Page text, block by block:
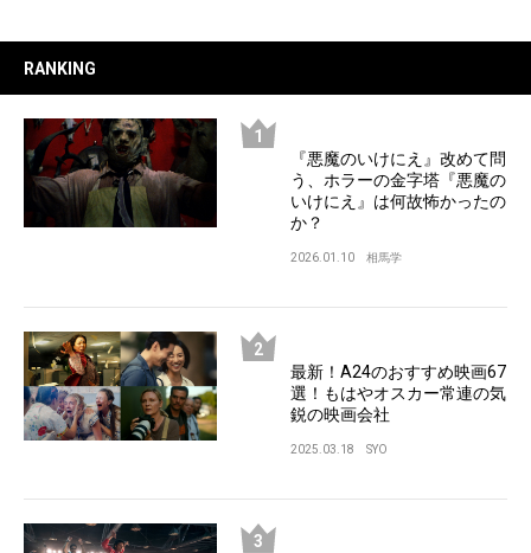
RANKING
『悪魔のいけにえ』改めて問
う、ホラーの金字塔『悪魔の
いけにえ』は何故怖かったの
か？
2026.01.10 相馬学
最新！A24のおすすめ映画67
選！もはやオスカー常連の気
鋭の映画会社
2025.03.18 SYO